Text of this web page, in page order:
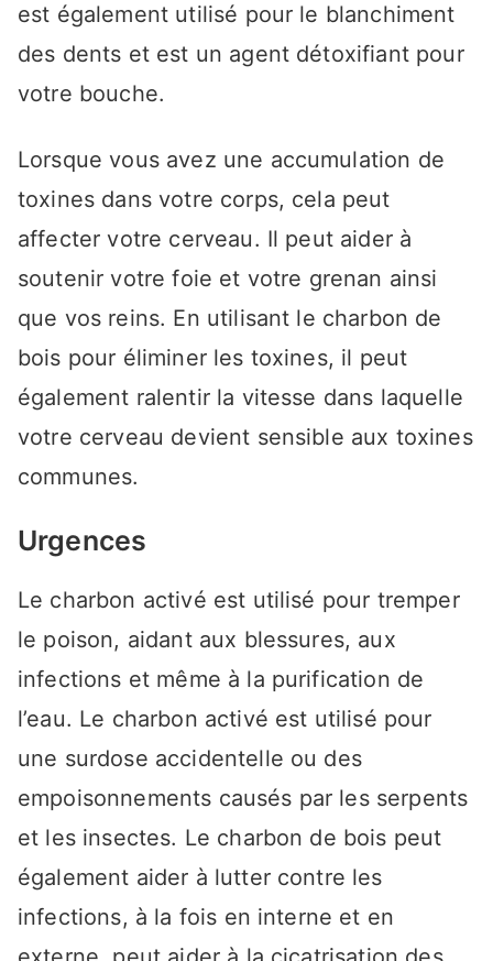
est également utilisé pour le blanchiment
des dents et est un agent détoxifiant pour
votre bouche.
Lorsque vous avez une accumulation de
toxines dans votre corps, cela peut
affecter votre cerveau. Il peut aider à
soutenir votre foie et votre grenan ainsi
que vos reins. En utilisant le charbon de
bois pour éliminer les toxines, il peut
également ralentir la vitesse dans laquelle
votre cerveau devient sensible aux toxines
communes.
Urgences
Le charbon activé est utilisé pour tremper
le poison, aidant aux blessures, aux
infections et même à la purification de
l’eau. Le charbon activé est utilisé pour
une surdose accidentelle ou des
empoisonnements causés par les serpents
et les insectes. Le charbon de bois peut
également aider à lutter contre les
infections, à la fois en interne et en